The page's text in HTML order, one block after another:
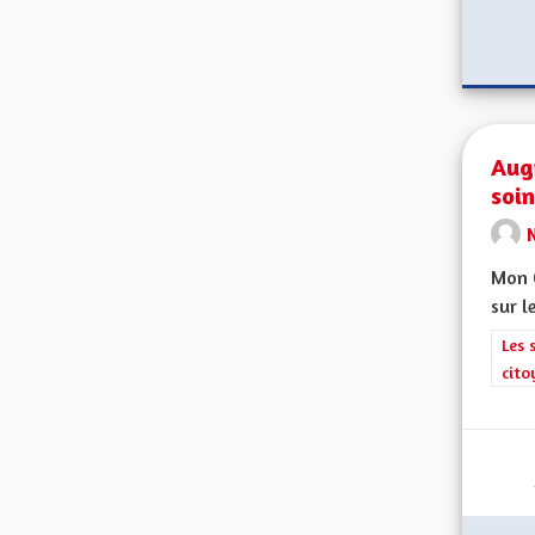
soin
Mon
sur
Les